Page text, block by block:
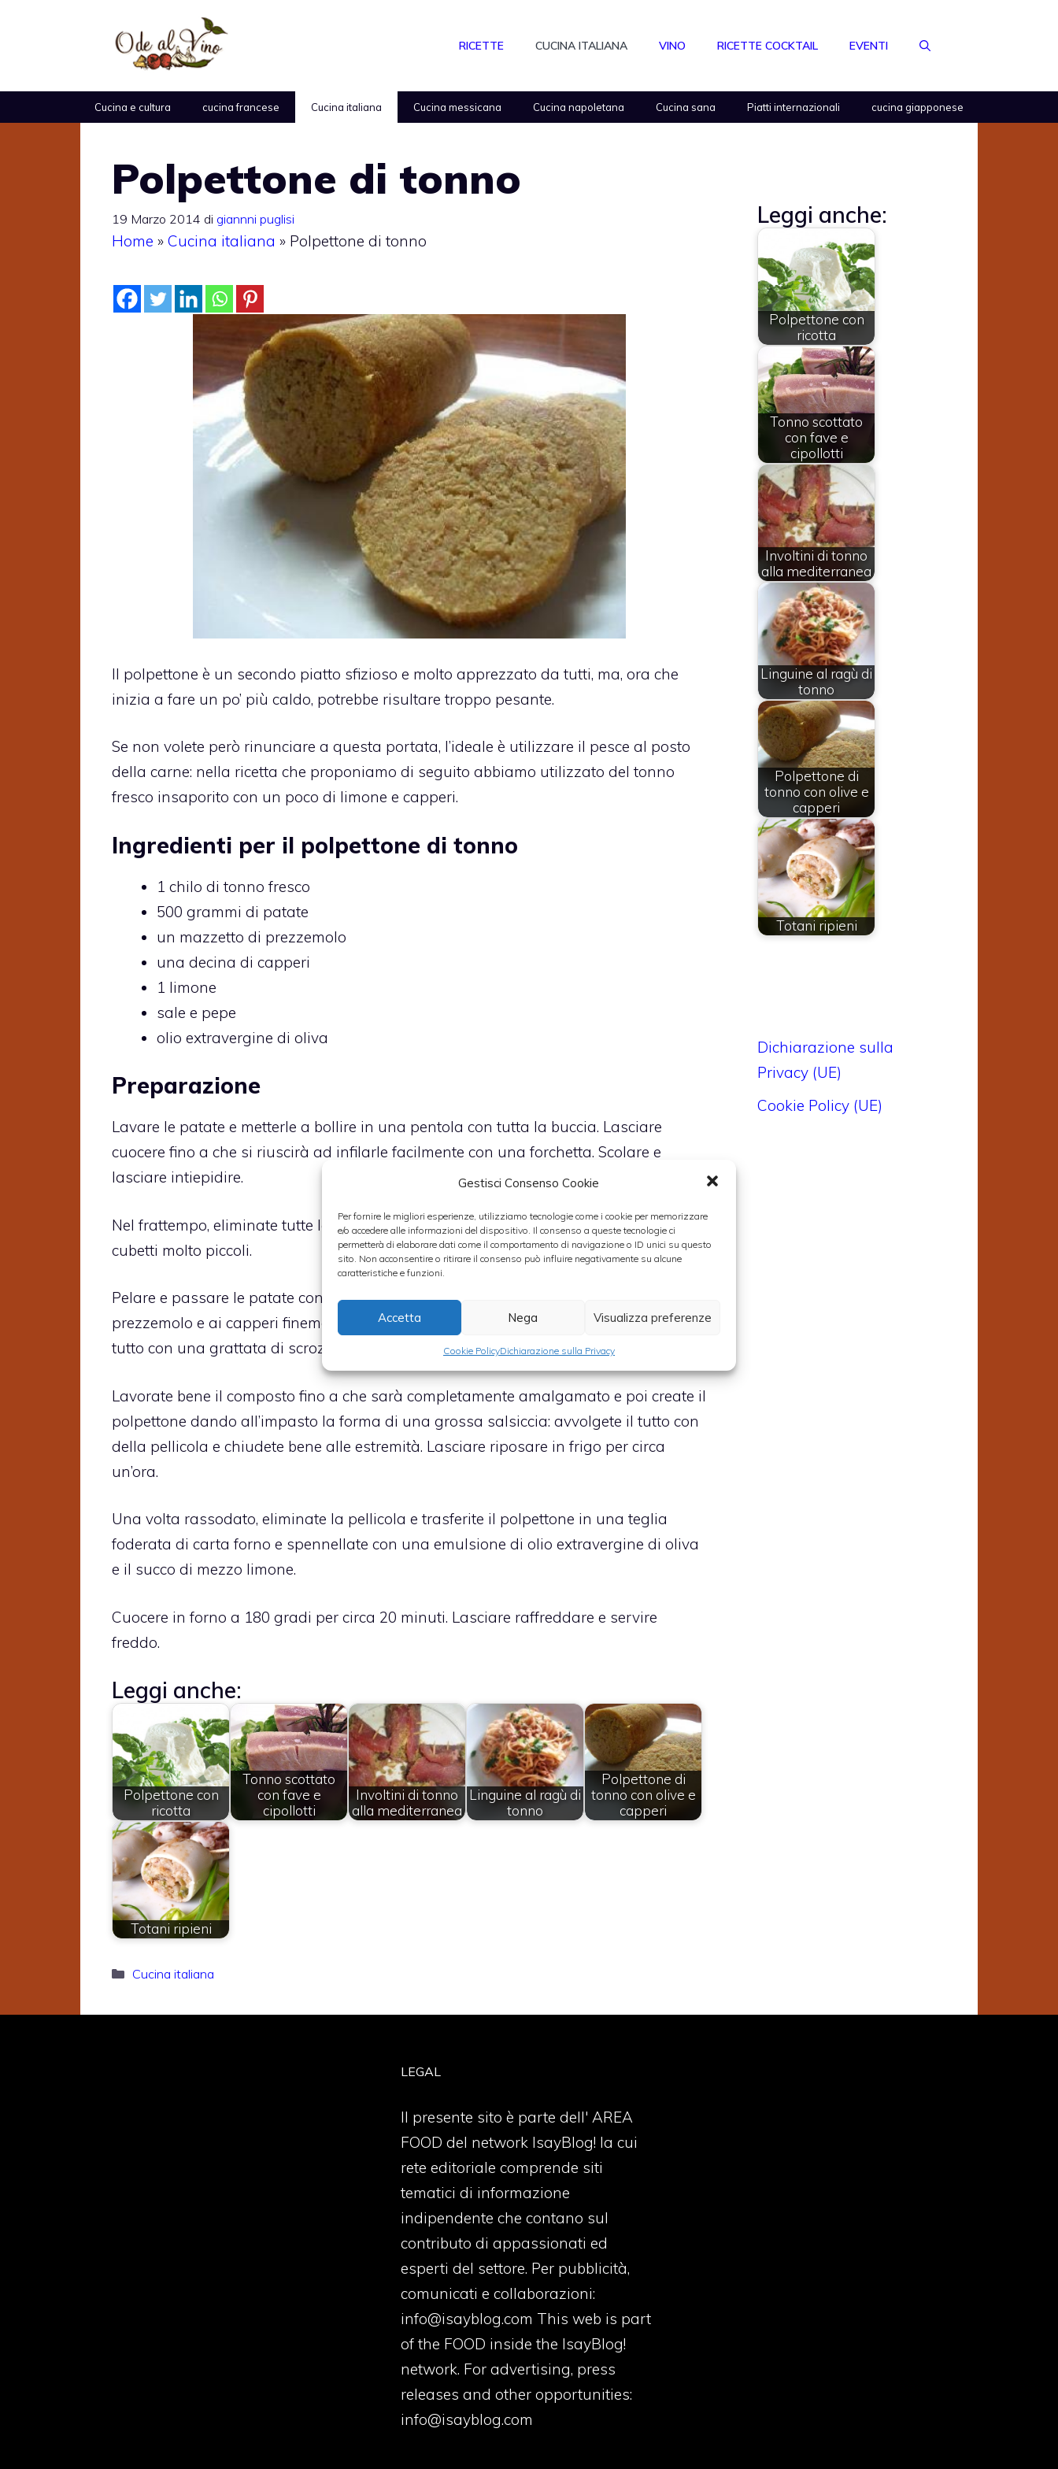
Gestisci Consenso Cookie
Per fornire le migliori esperienze, utilizziamo tecnologie come i cookie per memorizzare
e/o accedere alle informazioni del dispositivo. Il consenso a queste tecnologie ci
permetterà di elaborare dati come il comportamento di navigazione o ID unici su questo
sito. Non acconsentire o ritirare il consenso può influire negativamente su alcune
caratteristiche e funzioni.
Accetta Nega Visualizza preferenze
Cookie PolicyDichiarazione sulla Privacy
RICETTE CUCINA ITALIANA VINO RICETTE COCKTAIL EVENTI
Cucina e cultura cucina francese Cucina italiana Cucina messicana Cucina napoletana Cucina sana Piatti internazionali cucina giapponese
Polpettone di tonno
19 Marzo 2014 di giannni puglisi
Home » Cucina italiana » Polpettone di tonno
Il polpettone è un secondo piatto sfizioso e molto apprezzato da tutti, ma, ora che
inizia a fare un po’ più caldo, potrebbe risultare troppo pesante.
Se non volete però rinunciare a questa portata, l’ideale è utilizzare il pesce al posto
della carne: nella ricetta che proponiamo di seguito abbiamo utilizzato del tonno
fresco insaporito con un poco di limone e capperi.
Ingredienti per il polpettone di tonno
1 chilo di tonno fresco
500 grammi di patate
un mazzetto di prezzemolo
una decina di capperi
1 limone
sale e pepe
olio extravergine di oliva
Preparazione
Lavare le patate e metterle a bollire in una pentola con tutta la buccia. Lasciare
cuocere fino a che si riuscirà ad infilarle facilmente con una forchetta. Scolare e
lasciare intiepidire.
Nel frattempo, eliminate tutte le eventuali lische rimaste nel tonno e poi tagliatelo a
cubetti molto piccoli.
Pelare e passare le patate con il passaverdure e aggiungerle al tonno insieme al
prezzemolo e ai capperi finemente tritati. Aggiustare di sale e pepe e completare il
tutto con una grattata di scroza di limone.
Lavorate bene il composto fino a che sarà completamente amalgamato e poi create il
polpettone dando all’impasto la forma di una grossa salsiccia: avvolgete il tutto con
della pellicola e chiudete bene alle estremità. Lasciare riposare in frigo per circa
un’ora.
Una volta rassodato, eliminate la pellicola e trasferite il polpettone in una teglia
foderata di carta forno e spennellate con una emulsione di olio extravergine di oliva
e il succo di mezzo limone.
Cuocere in forno a 180 gradi per circa 20 minuti. Lasciare raffreddare e servire
freddo.
Leggi anche:
Polpettone con
ricotta
Tonno scottato
con fave e
cipollotti
Involtini di tonno
alla mediterranea
Linguine al ragù di
tonno
Polpettone di
tonno con olive e
capperi
Totani ripieni
Categorie
Cucina italiana
Leggi anche:
Polpettone con
ricotta
Tonno scottato
con fave e
cipollotti
Involtini di tonno
alla mediterranea
Linguine al ragù di
tonno
Polpettone di
tonno con olive e
capperi
Totani ripieni
Dichiarazione sulla
Privacy (UE)
Cookie Policy (UE)
LEGAL
Il presente sito è parte dell' AREA
FOOD del network IsayBlog! la cui
rete editoriale comprende siti
tematici di informazione
indipendente che contano sul
contributo di appassionati ed
esperti del settore. Per pubblicità,
comunicati e collaborazioni:
info@isayblog.com This web is part
of the FOOD inside the IsayBlog!
network. For advertising, press
releases and other opportunities:
info@isayblog.com